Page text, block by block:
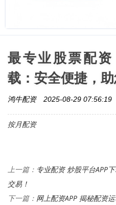
最专业股票配
载：安全便捷，助
鸿牛配资 2025-08-29 07:56:19
按月配资
上一篇： 专业配资 炒股平台APP
交易！
下一篇： 网上配资APP 揭秘配资